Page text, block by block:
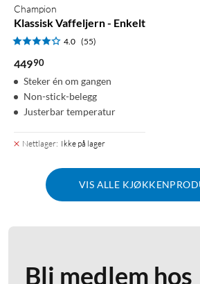
Champion
Klassisk Vaffeljern - Enkelt
4.0 (55)
44990
Steker én om gangen
Non-stick-belegg
Justerbar temperatur
Nettlager: Ikke på lager
VIS ALLE
Bli medlem hos